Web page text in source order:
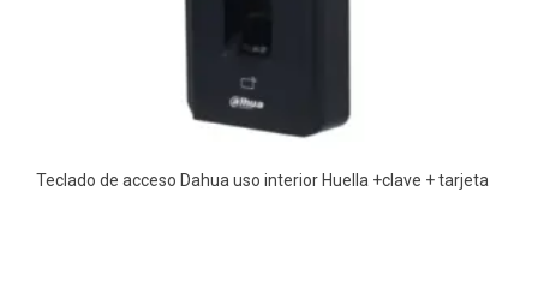
Teclado de acceso Dahua uso interior Huella +clave + tarjeta